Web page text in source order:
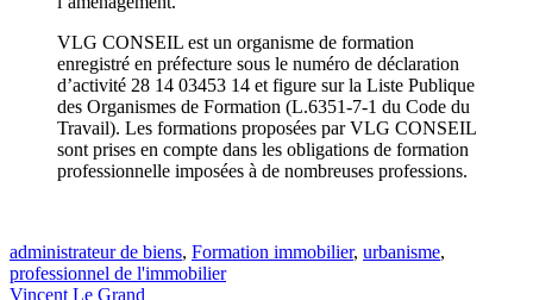
VLG CONSEIL est un organisme de formation
enregistré en préfecture sous le numéro de déclaration
d’activité 28 14 03453 14 et figure sur la Liste Publique
des Organismes de Formation (L.6351-7-1 du Code du
Travail). Les formations proposées par VLG CONSEIL
sont prises en compte dans les obligations de formation
professionnelle imposées à de nombreuses professions.
administrateur de biens, Formation immobilier, urbanisme,
professionnel de l'immobilier
Vincent Le Grand